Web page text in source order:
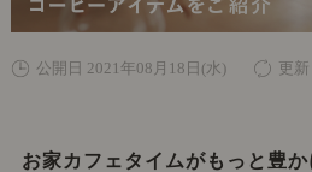
公開日 2021年08月18日(水) 更
お家カフェタイムがもっと豊